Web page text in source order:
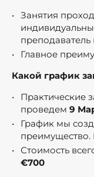
Занятия
преподаватель
Главное
Какой график
Практические
проведем 9
График мы
преимущество.
Стоимость
€700